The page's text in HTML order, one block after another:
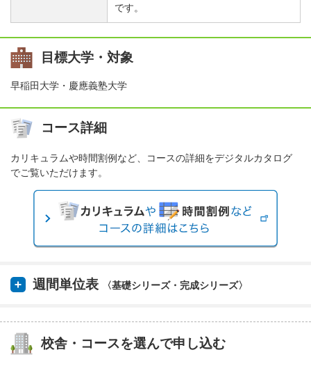
です。
目標大学・対象
早稲田大学・慶應義塾大学
コース詳細
カリキュラムや時間割例など、コースの詳細をデジタルカタログ
でご覧いただけます。
週間単位表 〈基礎シリーズ・完成シリーズ〉
校舎・コースを選んで申し込む